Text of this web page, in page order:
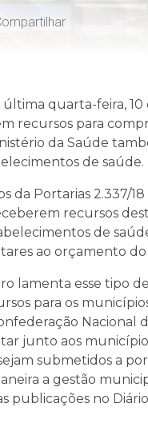
última quarta-feira,
recursos para
da Saúde
de saúde.
da Portarias 2.337/
recursos
de
ao orçamento do
lamenta esse tipo
para os
Nacional
junto aos
submetidos a
a gestão
publicações no